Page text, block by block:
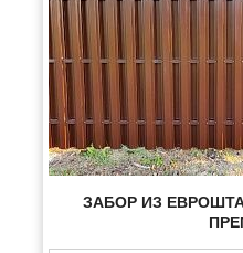
ЗАБОР ИЗ